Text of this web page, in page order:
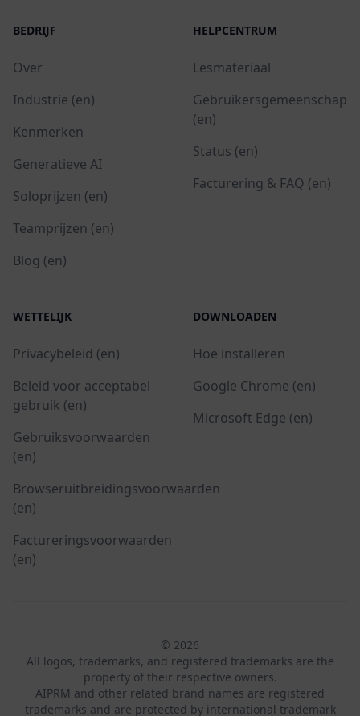
BEDRIJF
Over
Industrie (en)
Kenmerken
Generatieve AI
Soloprijzen (en)
Teamprijzen (en)
Blog (en)
HELPCENTRUM
Lesmateriaal
Gebruikersgemeenschap
(en)
Status (en)
Facturering & FAQ (en)
WETTELIJK
Privacybeleid (en)
Beleid voor acceptabel
gebruik (en)
Gebruiksvoorwaarden
(en)
Browseruitbreidingsvoorwaarden
(en)
Factureringsvoorwaarden
(en)
DOWNLOADEN
Hoe installeren
Google Chrome (en)
Microsoft Edge (en)
© 2026
All logos, trademarks, and registered trademarks are the
property of their respective owners.
AIPRM and other related brand names are registered
trademarks and are protected by international trademark